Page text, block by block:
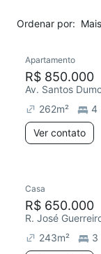
Ordenar por:
Redecorar
Apartamento
R$ 850.000
Av. Santos
262m² 4
Ver contato
Casa
R$ 650.000
R. José
243m² 3